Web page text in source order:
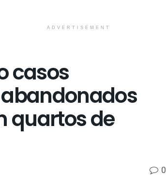
ADVERTISEMENT
casos
quartos de
0